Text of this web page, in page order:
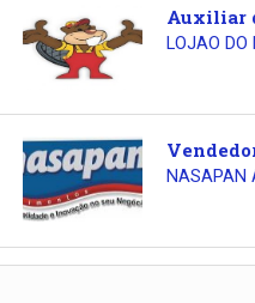
Auxiliar
LOJAO DO
NASAPAN